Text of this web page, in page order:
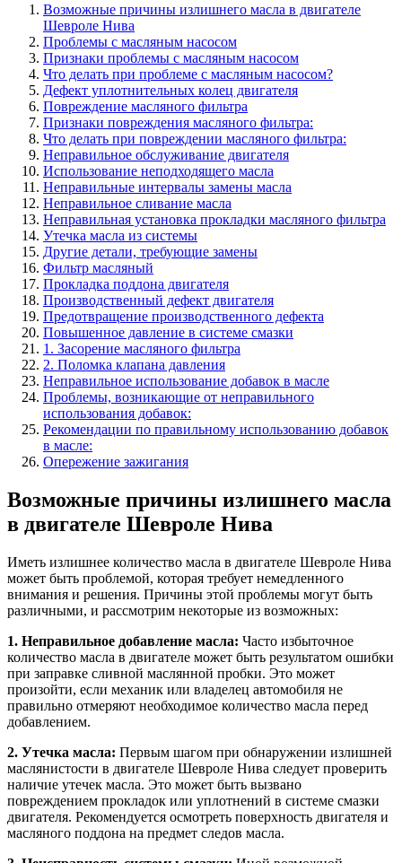
Возможные причины излишнего масла в двигателе
Шевроле Нива
Проблемы с масляным насосом
Признаки проблемы с масляным насосом
Что делать при проблеме с масляным насосом?
Дефект уплотнительных колец двигателя
Повреждение масляного фильтра
Признаки повреждения масляного фильтра:
Что делать при повреждении масляного фильтра:
Неправильное обслуживание двигателя
Использование неподходящего масла
Неправильные интервалы замены масла
Неправильное сливание масла
Неправильная установка прокладки масляного фильтра
Утечка масла из системы
Другие детали, требующие замены
Фильтр масляный
Прокладка поддона двигателя
Производственный дефект двигателя
Предотвращение производственного дефекта
Повышенное давление в системе смазки
1. Засорение масляного фильтра
2. Поломка клапана давления
Неправильное использование добавок в масле
Проблемы, возникающие от неправильного
использования добавок:
Рекомендации по правильному использованию добавок
в масле:
Опережение зажигания
Возможные причины излишнего масла
в двигателе Шевроле Нива
Иметь излишнее количество масла в двигателе Шевроле Нива
может быть проблемой, которая требует немедленного
внимания и решения. Причины этой проблемы могут быть
различными, и рассмотрим некоторые из возможных:
1. Неправильное добавление масла: Часто избыточное
количество масла в двигателе может быть результатом ошибки
при заправке сливной маслянной пробки. Это может
произойти, если механик или владелец автомобиля не
правильно отмеряют необходимое количество масла перед
добавлением.
2. Утечка масла: Первым шагом при обнаружении излишней
маслянистости в двигателе Шевроле Нива следует проверить
наличие утечек масла. Это может быть вызвано
повреждением прокладок или уплотнений в системе смазки
двигателя. Рекомендуется осмотреть поверхность двигателя и
масляного поддона на предмет следов масла.